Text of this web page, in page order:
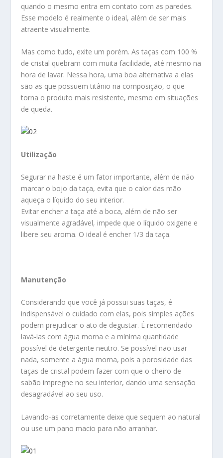
quando o mesmo entra em contato com as paredes.
Esse modelo é realmente o ideal, além de ser mais
atraente visualmente.
Mas como tudo, exite um porém. As taças com 100 %
de cristal quebram com muita facilidade, até mesmo na
hora de lavar. Nessa hora, uma boa alternativa a elas
são as que possuem titânio na composição, o que
torna o produto mais resistente, mesmo em situações
de queda.
Utilização
Segurar na haste é um fator importante, além de não
marcar o bojo da taça, evita que o calor das mão
aqueça o líquido do seu interior.
Evitar encher a taça até a boca, além de não ser
visualmente agradável, impede que o líquido oxigene e
libere seu aroma. O ideal é encher 1/3 da taça.
Manutenção
Considerando que você já possui suas taças, é
indispensável o cuidado com elas, pois simples ações
podem prejudicar o ato de degustar. É recomendado
lavá-las com água morna e a mínima quantidade
possível de detergente neutro. Se possível não usar
nada, somente a água morna, pois a porosidade das
taças de cristal podem fazer com que o cheiro de
sabão impregne no seu interior, dando uma sensação
desagradável ao seu uso.
Lavando-as corretamente deixe que sequem ao natural
ou use um pano macio para não arranhar.